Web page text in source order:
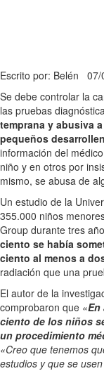
Escrito por: Belén
Se debe controlar la
las pruebas
temprana y abusiva
pequeños
información del
niño y en otros por
mismo, se abusa de
Un estudio de la
355.000 niños
Group durante tres
ciento se había
ciento al menos a
radiación que una
El autor de la
comprobaron que «En
ciento de los niños
un procedimiento
«Creo que tenemos
estudios y que se